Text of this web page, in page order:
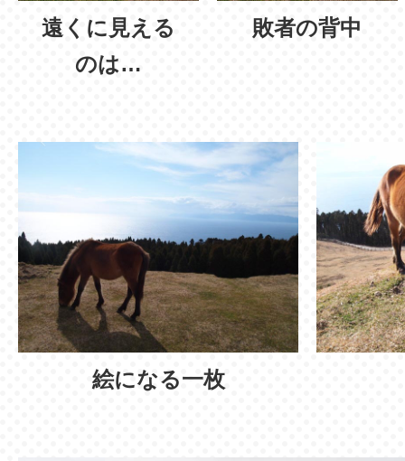
遠くに見える
のは…
敗者の背中
絵になる一枚